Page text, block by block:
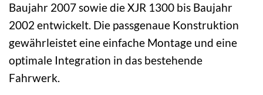
Baujahr 2007 sowie die XJR 1300 bis Baujahr
2002 entwickelt. Die passgenaue Konstruktion
gewährleistet eine einfache Montage und eine
optimale Integration in das bestehende
Fahrwerk.